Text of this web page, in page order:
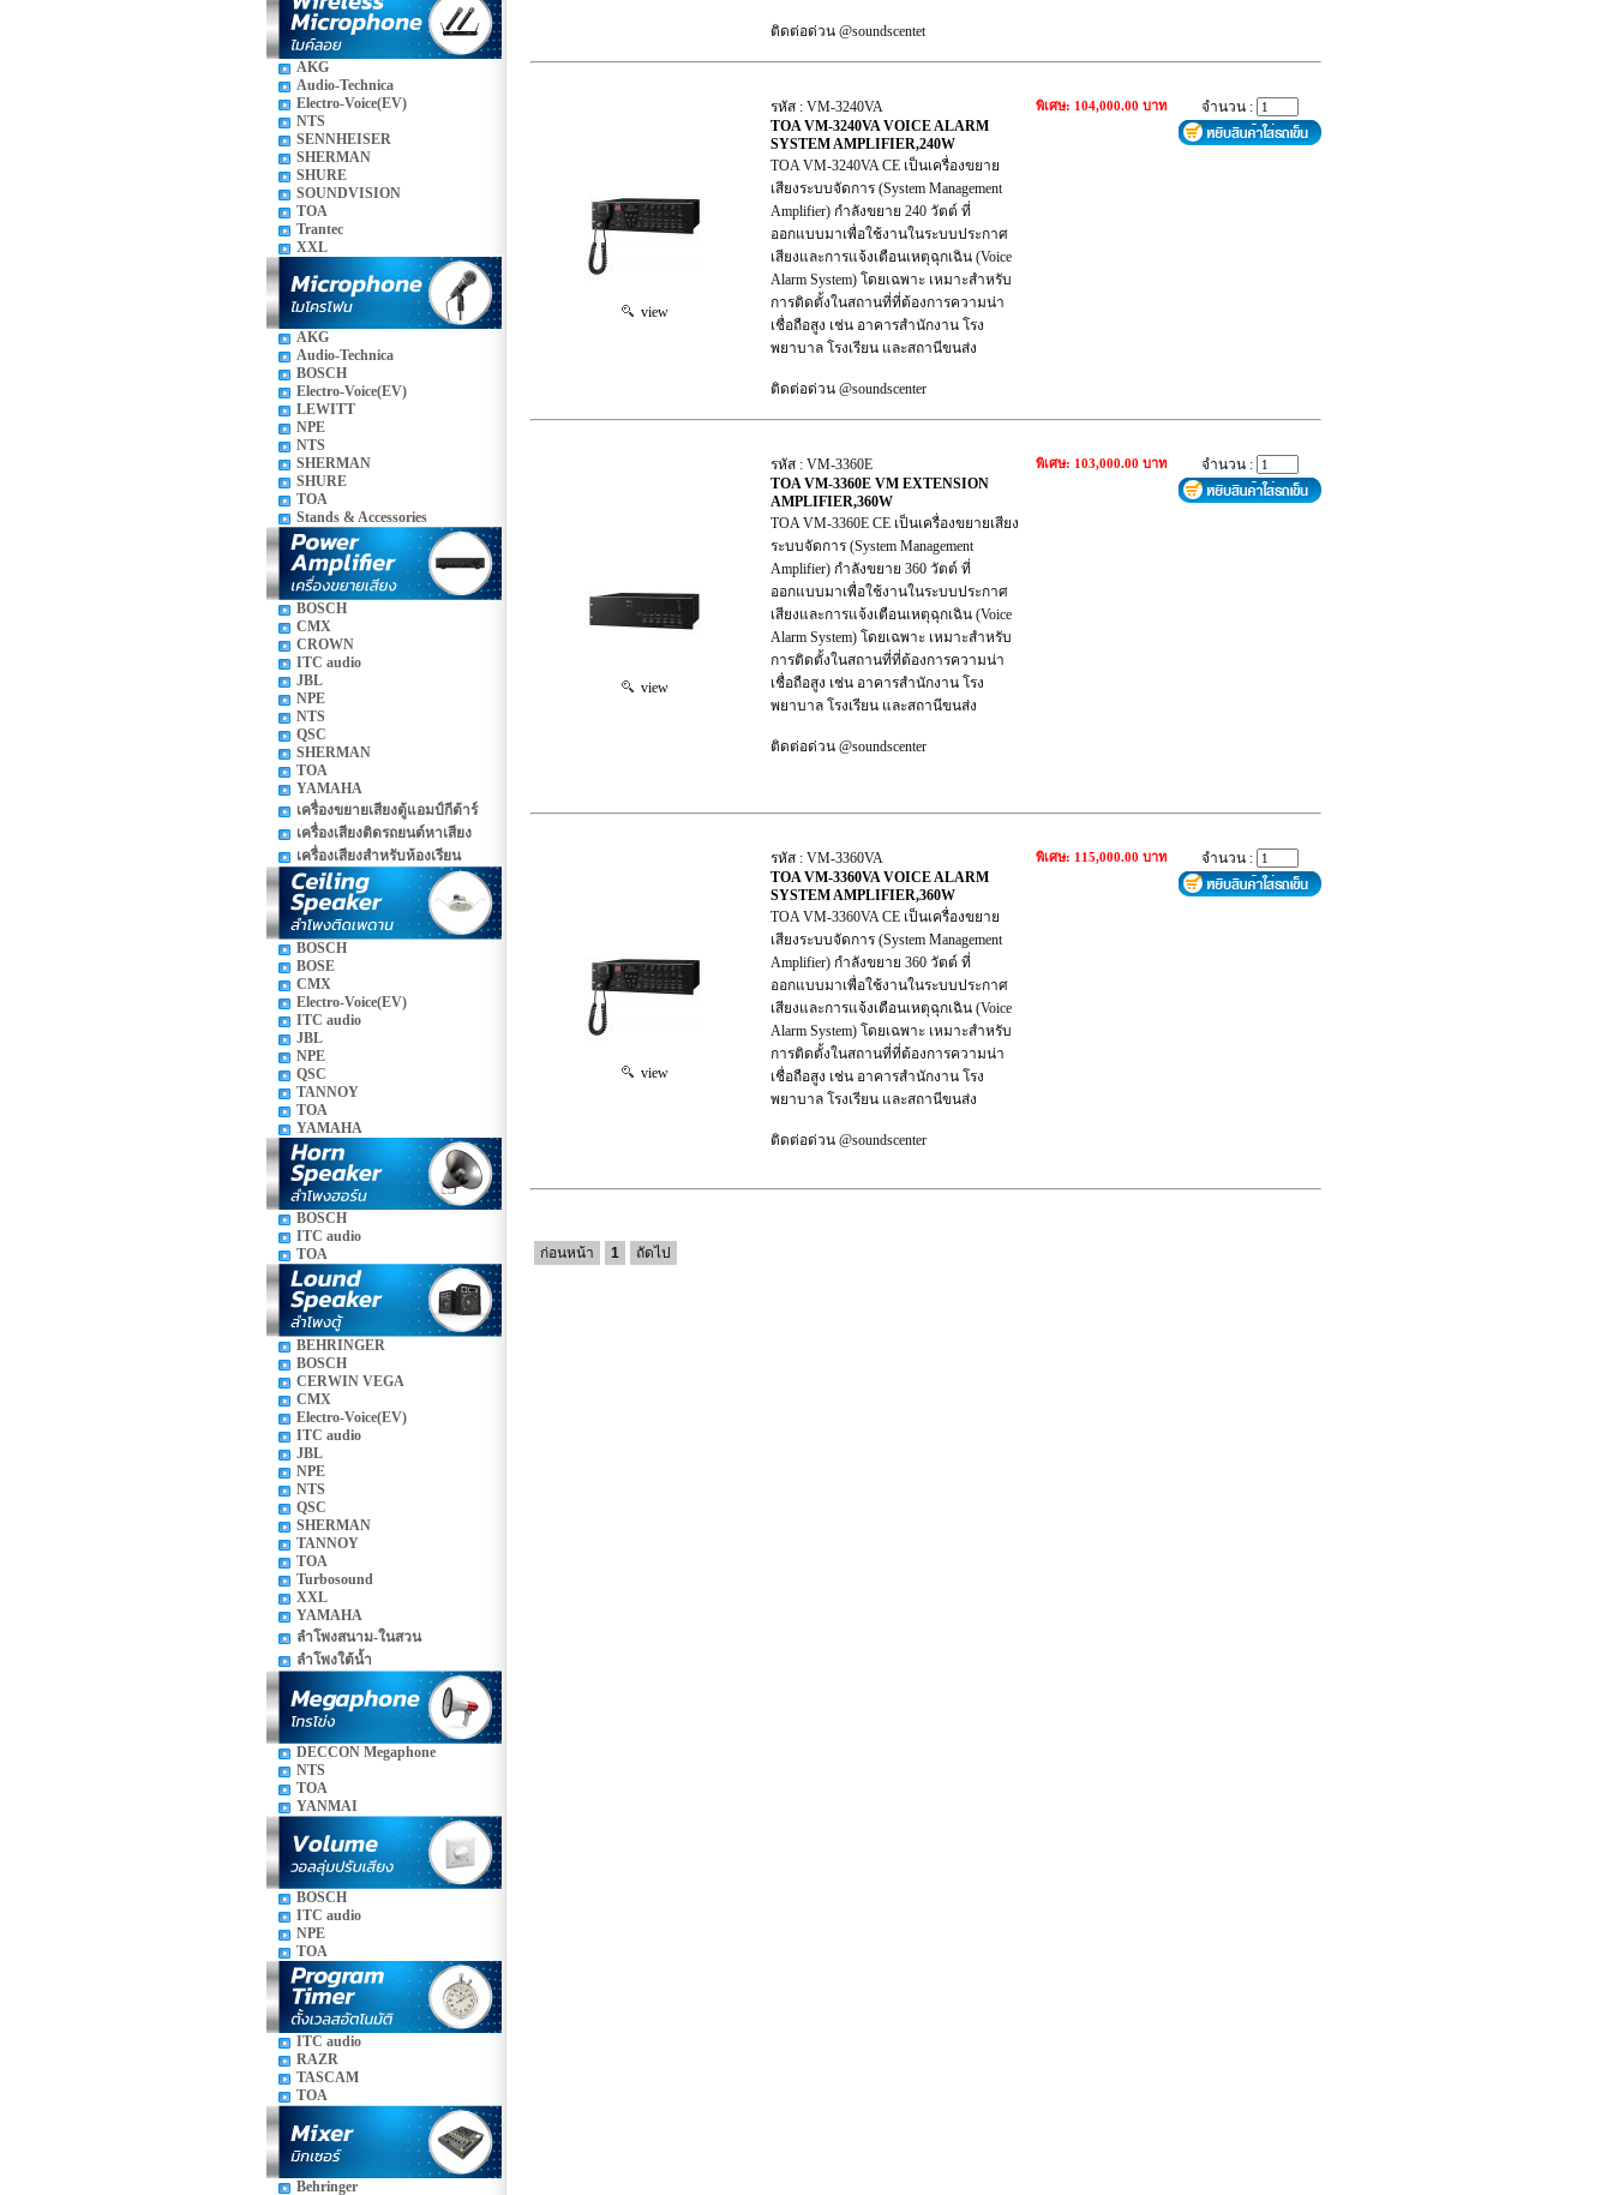
AKG
Audio-Technica
Electro-Voice(EV)
NTS
SENNHEISER
SHERMAN
SHURE
SOUNDVISION
TOA
Trantec
XXL
AKG
Audio-Technica
BOSCH
Electro-Voice(EV)
LEWITT
NPE
NTS
SHERMAN
SHURE
TOA
Stands & Accessories
BOSCH
CMX
CROWN
ITC audio
JBL
NPE
NTS
QSC
SHERMAN
TOA
YAMAHA
เครื่องขยายเสียงตู้แอมป์กีต้าร์
เครื่องเสียงติดรถยนต์หาเสียง
เครื่องเสียงสำหรับห้องเรียน
BOSCH
BOSE
CMX
Electro-Voice(EV)
ITC audio
JBL
NPE
QSC
TANNOY
TOA
YAMAHA
BOSCH
ITC audio
TOA
BEHRINGER
BOSCH
CERWIN VEGA
CMX
Electro-Voice(EV)
ITC audio
JBL
NPE
NTS
QSC
SHERMAN
TANNOY
TOA
Turbosound
XXL
YAMAHA
ลำโพงสนาม-ในสวน
ลำโพงใต้น้ำ
DECCON Megaphone
NTS
TOA
YANMAI
BOSCH
ITC audio
NPE
TOA
ITC audio
RAZR
TASCAM
TOA
Behringer
ติดต่อด่วน @soundscentet
view
รหัส : VM-3240VA
TOA VM-3240VA VOICE ALARM
SYSTEM AMPLIFIER,240W
TOA VM-3240VA CE เป็นเครื่องขยาย
เสียงระบบจัดการ (System Management
Amplifier) กำลังขยาย 240 วัตต์ ที่
ออกแบบมาเพื่อใช้งานในระบบประกาศ
เสียงและการแจ้งเตือนเหตุฉุกเฉิน (Voice
Alarm System) โดยเฉพาะ เหมาะสำหรับ
การติดตั้งในสถานที่ที่ต้องการความน่า
เชื่อถือสูง เช่น อาคารสำนักงาน โรง
พยาบาล โรงเรียน และสถานีขนส่ง
ติดต่อด่วน @soundscenter
พิเศษ: 104,000.00 บาท จำนวน :
view
รหัส : VM-3360E
TOA VM-3360E VM EXTENSION
AMPLIFIER,360W
TOA VM-3360E CE เป็นเครื่องขยายเสียง
ระบบจัดการ (System Management
Amplifier) กำลังขยาย 360 วัตต์ ที่
ออกแบบมาเพื่อใช้งานในระบบประกาศ
เสียงและการแจ้งเตือนเหตุฉุกเฉิน (Voice
Alarm System) โดยเฉพาะ เหมาะสำหรับ
การติดตั้งในสถานที่ที่ต้องการความน่า
เชื่อถือสูง เช่น อาคารสำนักงาน โรง
พยาบาล โรงเรียน และสถานีขนส่ง
ติดต่อด่วน @soundscenter
พิเศษ: 103,000.00 บาท จำนวน :
view
รหัส : VM-3360VA
TOA VM-3360VA VOICE ALARM
SYSTEM AMPLIFIER,360W
TOA VM-3360VA CE เป็นเครื่องขยาย
เสียงระบบจัดการ (System Management
Amplifier) กำลังขยาย 360 วัตต์ ที่
ออกแบบมาเพื่อใช้งานในระบบประกาศ
เสียงและการแจ้งเตือนเหตุฉุกเฉิน (Voice
Alarm System) โดยเฉพาะ เหมาะสำหรับ
การติดตั้งในสถานที่ที่ต้องการความน่า
เชื่อถือสูง เช่น อาคารสำนักงาน โรง
พยาบาล โรงเรียน และสถานีขนส่ง
ติดต่อด่วน @soundscenter
พิเศษ: 115,000.00 บาท จำนวน :
ก่อนหน้า 1 ถัดไป